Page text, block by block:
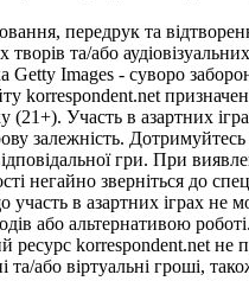
передрук та
творів та/або
Getty Images - суворо
korrespondent.net
(21+). Участь в азартних
залежність.
гри. При
негайно зверніться до
участь в азартних іграх не
або альтернативою роботі.
ресурс korrespondent.net не
та/або віртуальні гроші,